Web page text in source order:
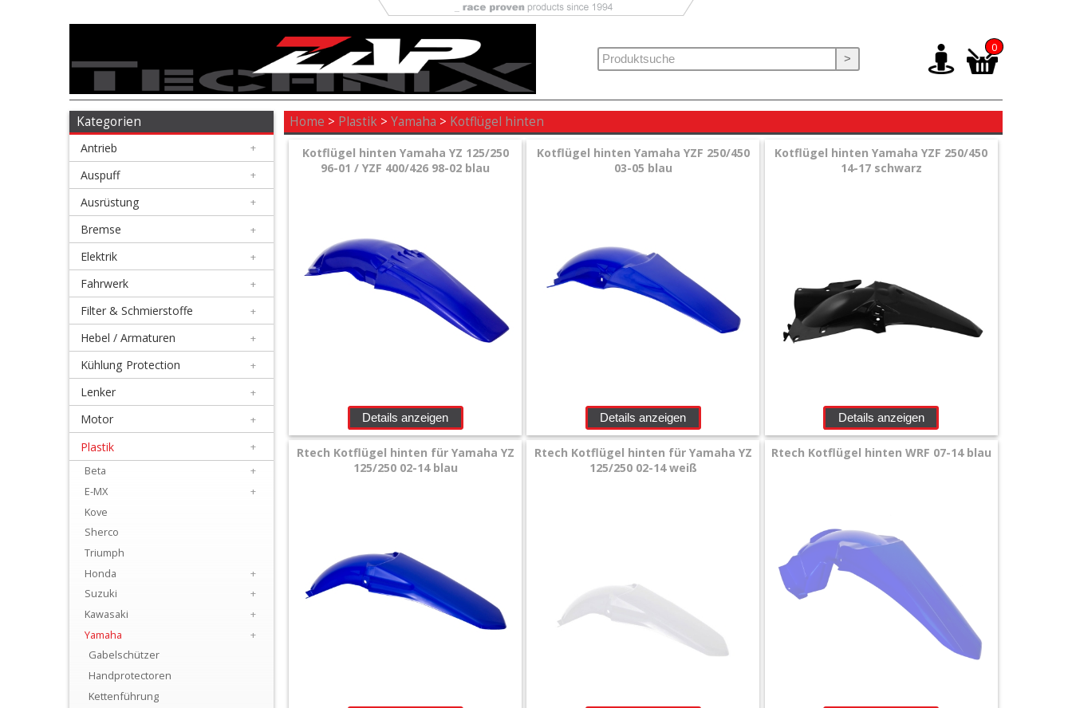
Antrieb
Auspuff
Ausrüstung
Bremse
Elektrik
Fahrwerk
Schmierstoffe
Armaturen
Kühlung
Protection
>
0
Kategorien
Antrieb +
Auspuff +
Ausrüstung +
Bremse +
Elektrik +
Fahrwerk +
Filter & Schmierstoffe +
Hebel / Armaturen +
Kühlung Protection +
Lenker +
Motor +
Plastik
+
Beta
+
E-MX
+
Kove
Sherco
Triumph
Honda
+
Suzuki
+
Kawasaki
+
Yamaha
+
Gabelschützer
Handprotectoren
Kettenführung
Home > Plastik >Yamaha > Kotflügel hinten
Kotflügel hinten Yamaha YZ 125/250
96-01 / YZF 400/426 98-02 blau
Details anzeigen
Kotflügel hinten Yamaha YZF 250/450
03-05 blau
Details anzeigen
Kotflügel hinten Yamaha YZF 250/450
14-17 schwarz
Details anzeigen
Rtech Kotflügel hinten für Yamaha YZ
125/250 02-14 blau
Rtech Kotflügel hinten für Yamaha YZ
125/250 02-14 weiß
Rtech Kotflügel hinten WRF 07-14 blau